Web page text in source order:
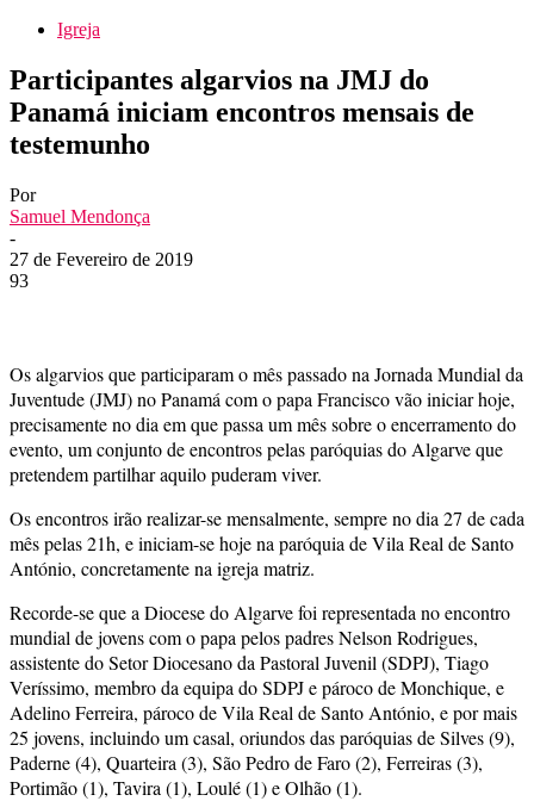
Igreja
Participantes algarvios na JMJ do
Panamá iniciam encontros mensais de
testemunho
Por
Samuel Mendonça
-
27 de Fevereiro de 2019
93
Os algarvios que participaram o mês passado na Jornada Mundial da
Juventude (JMJ) no Panamá com o papa Francisco vão iniciar hoje,
precisamente no dia em que passa um mês sobre o encerramento do
evento, um conjunto de encontros pelas paróquias do Algarve que
pretendem partilhar aquilo puderam viver.
Os encontros irão realizar-se mensalmente, sempre no dia 27 de cada
mês pelas 21h, e iniciam-se hoje na paróquia de Vila Real de Santo
António, concretamente na igreja matriz.
Recorde-se que a Diocese do Algarve foi representada no encontro
mundial de jovens com o papa pelos padres Nelson Rodrigues,
assistente do Setor Diocesano da Pastoral Juvenil (SDPJ), Tiago
Veríssimo, membro da equipa do SDPJ e pároco de Monchique, e
Adelino Ferreira, pároco de Vila Real de Santo António, e por mais
25 jovens, incluindo um casal, oriundos das paróquias de Silves (9),
Paderne (4), Quarteira (3), São Pedro de Faro (2), Ferreiras (3),
Portimão (1), Tavira (1), Loulé (1) e Olhão (1).